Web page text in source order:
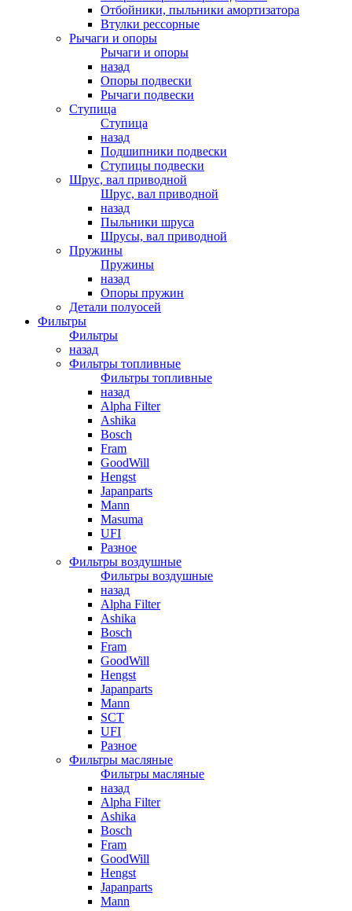
Отбойники, пыльники амортизатора
Втулки рессорные
Рычаги и опоры
Рычаги и опоры
назад
Опоры подвески
Рычаги подвески
Ступица
Ступица
назад
Подшипники подвески
Ступицы подвески
Шрус, вал приводной
Шрус, вал приводной
назад
Пыльники шруса
Шрусы, вал приводной
Пружины
Пружины
назад
Опоры пружин
Детали полуосей
Фильтры
Фильтры
назад
Фильтры топливные
Фильтры топливные
назад
Alpha Filter
Ashika
Bosch
Fram
GoodWill
Hengst
Japanparts
Mann
Masuma
UFI
Разное
Фильтры воздушные
Фильтры воздушные
назад
Alpha Filter
Ashika
Bosch
Fram
GoodWill
Hengst
Japanparts
Mann
SCT
UFI
Разное
Фильтры масляные
Фильтры масляные
назад
Alpha Filter
Ashika
Bosch
Fram
GoodWill
Hengst
Japanparts
Mann